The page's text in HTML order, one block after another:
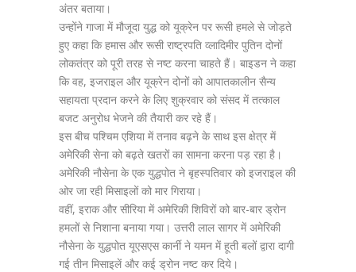
अंतर बताया।
उन्होंने गाजा में मौजूदा युद्ध को यूक्रेन पर रूसी हमले से जोड़ते
हुए कहा कि हमास और रूसी राष्ट्रपति व्लादिमीर पुतिन दोनों
लोकतंत्र को पूरी तरह से नष्ट करना चाहते हैं। बाइडन ने कहा
कि वह, इजराइल और यूक्रेन दोनों को आपातकालीन सैन्य
सहायता प्रदान करने के लिए शुक्रवार को संसद में तत्काल
बजट अनुरोध भेजने की तैयारी कर रहे हैं।
इस बीच पश्चिम एशिया में तनाव बढ़ने के साथ इस क्षेत्र में
अमेरिकी सेना को बढ़ते खतरों का सामना करना पड़ रहा है।
अमेरिकी नौसेना के एक युद्धपोत ने बृहस्पतिवार को इजराइल की
ओर जा रही मिसाइलों को मार गिराया।
वहीं, इराक और सीरिया में अमेरिकी शिविरों को बार-बार ड्रोन
हमलों से निशाना बनाया गया। उत्तरी लाल सागर में अमेरिकी
नौसेना के युद्धपोत यूएसएस कार्नी ने यमन में हूती बलों द्वारा दागी
गई तीन मिसाइलें और कई ड्रोन नष्ट कर दिये।